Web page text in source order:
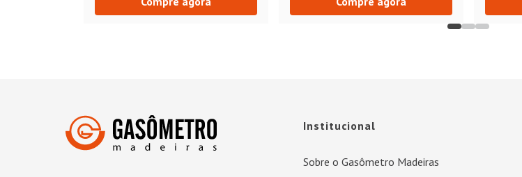
Institucional
Sobre o Gasômetro Madeiras